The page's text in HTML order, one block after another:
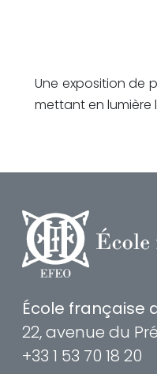
Une exposition de
mettant en lumière
École française
22, avenue du
+33 1 53 70 18 20